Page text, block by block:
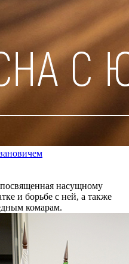
насущному
и борьбе с ней, а также
комарам.